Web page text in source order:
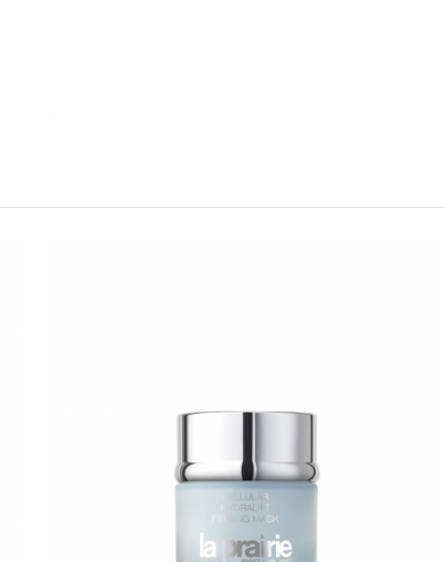
國際線出境旅客使用
場的下單時間皆不相同，細節或訂購流程指引，請瀏覽